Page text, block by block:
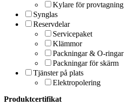
Kylare för provtagning
Synglas
Reservdelar
Servicepaket
Klämmor
Packningar & O-ringar
Packningar för skärm
Tjänster på plats
Elektropolering
Produktcertifikat